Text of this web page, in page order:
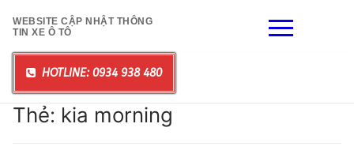
đến
nội
dung
WEBSITE CẬP NHẬT THÔNG
TIN XE Ô TÔ
HOTLINE: 0934 938 480
Thẻ: kia morning